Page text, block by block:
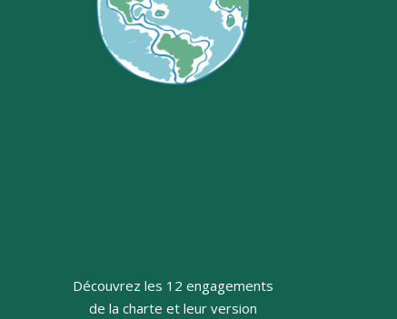
Découvrez les 12 engagements
de la charte et leur version